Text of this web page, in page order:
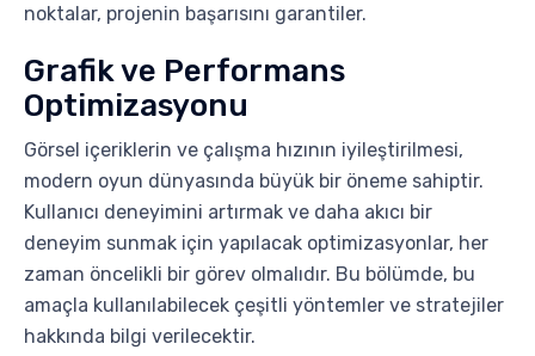
noktalar, projenin başarısını garantiler.
Grafik ve Performans
Optimizasyonu
Görsel içeriklerin ve çalışma hızının iyileştirilmesi,
modern oyun dünyasında büyük bir öneme sahiptir.
Kullanıcı deneyimini artırmak ve daha akıcı bir
deneyim sunmak için yapılacak optimizasyonlar, her
zaman öncelikli bir görev olmalıdır. Bu bölümde, bu
amaçla kullanılabilecek çeşitli yöntemler ve stratejiler
hakkında bilgi verilecektir.